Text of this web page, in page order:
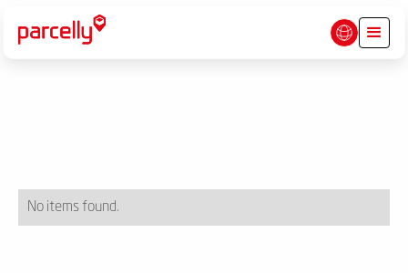
No items found.